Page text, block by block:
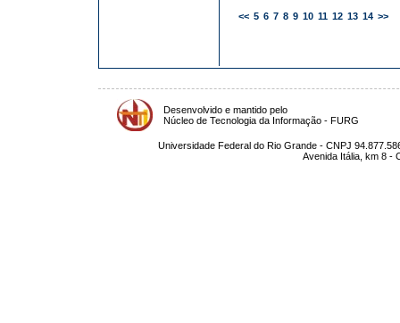
<< 5 6 7 8 9 10 11 12 13 14 >>
Desenvolvido e mantido pelo
Núcleo de Tecnologia da Informação - FURG
Universidade Federal do Rio Grande - CNPJ
Avenida Itália, km 8 -